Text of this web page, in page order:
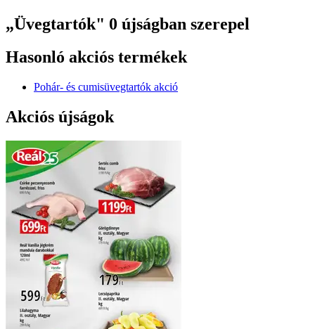
„Üvegtartók" 0 újságban szerepel
Hasonló akciós termékek
Pohár- és cumisüvegtartók akció
Akciós újságok